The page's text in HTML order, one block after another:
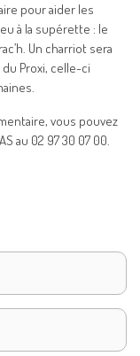
pour aider les
à la supérette : le
Un charriot sera
du Proxi, celle-ci
vous pouvez
au 02 97 30 07 00.